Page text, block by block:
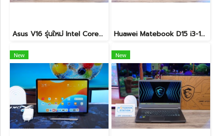
Asus V16 รุ่นใหม่ Intel Core5-210H RTX-4050(6GB) Ram16 512GB M.2 จอ16นิ้ว WUXGA 144Hz จอสวย สเปคสูง ดีไซน์ตัวเครื่องเรียบสวยดูทันสมัย พร้แมประกันศูนย์ยาวๆถึงปี2028 ขายในราคาสุดตุ้มเพียง 25,990.-เท่านั้น Huawei Matebook D15 i3-10110U Ram8 256GB M.2 จอ15.6นิ้ว FHD IPS 60hz สเปคทำงานทั่วไป หน้าจอใหญ่ ดีไซน์เครื่องบางเบา เครื่องพร้อมใช้งาน ขายถูกเพียง 6,990.-เท่านั้น
New New